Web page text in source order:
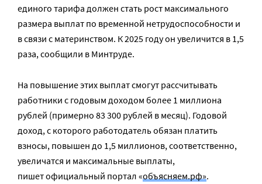
единого тарифа должен стать рост максимального
размера выплат по временной нетрудоспособности и
в связи с материнством. К 2025 году он увеличится в 1,5
раза, сообщили в Минтруде.
На повышение этих выплат смогут рассчитывать
работники с годовым доходом более 1 миллиона
рублей (примерно 83 300 рублей в месяц). Годовой
доход, с которого работодатель обязан платить
взносы, повышен до 1,5 миллионов, соответственно,
увеличатся и максимальные выплаты,
пишет официальный портал «объясняем.рф».